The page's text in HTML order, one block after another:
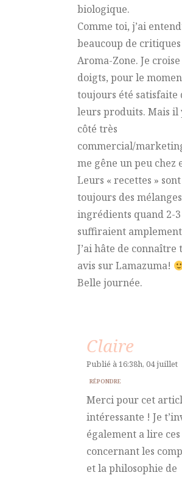
biologique.
Comme toi, j’ai
beaucoup de
Aroma-Zone. Je croise
doigts, pour le
toujours été satisfaite
leurs produits. Mais il
côté très
commercial/
me gêne un peu chez
Leurs « recettes » sont
toujours des
ingrédients quand 2-3
suffiraient
J’ai hâte de connaître
avis sur Lamazuma!
Belle journée.
Claire
Publié à 16:38h, 04 juillet
RÉPONDRE
Merci pour cet
intéressante ! Je
également a lire
concernant les
et la philosophie de